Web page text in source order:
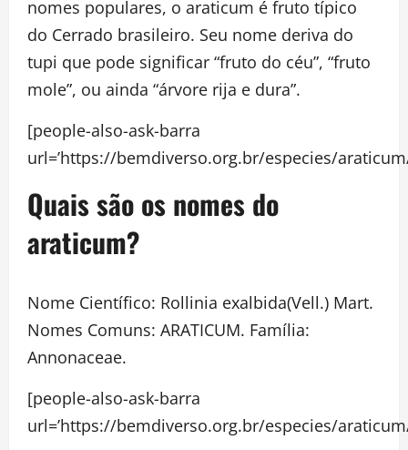
nomes populares, o araticum é fruto típico
do Cerrado brasileiro. Seu nome deriva do
tupi que pode significar “fruto do céu”, “fruto
mole”, ou ainda “árvore rija e dura”.
[people-also-ask-barra
url=’https://bemdiverso.org.br/especies/araticum/
Quais são os nomes do
araticum?
Nome Científico: Rollinia exalbida(Vell.) Mart.
Nomes Comuns: ARATICUM. Família:
Annonaceae.
[people-also-ask-barra
url=’https://bemdiverso.org.br/especies/araticum/